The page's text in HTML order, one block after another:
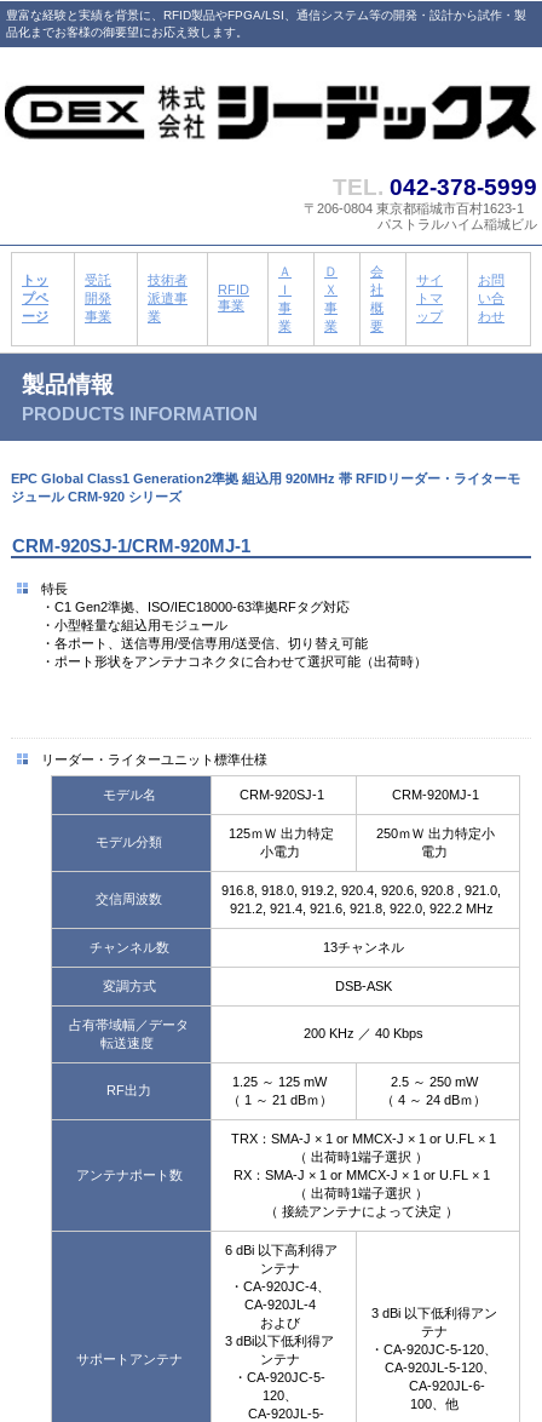
豊富な経験と実績を背景に、RFID製品やFPGA/LSI、通信システム等の開発・設計から試作・製
品化までお客様の御要望にお応え致します。
TEL. 042-378-5999
〒206-0804 東京都稲城市百村1623-1
パストラルハイム稲城ビル
トッ
プペ
ージ
受託
開発
事業
技術者
派遣事
業
RFID
事業
Ａ
Ｉ
事
業
Ｄ
Ｘ
事
業
会
社
概
要
サイ
トマ
ップ
お問
い合
わせ
製品情報
PRODUCTS INFORMATION
EPC Global Class1 Generation2準拠 組込用 920MHz 帯 RFIDリーダー・ライターモ
ジュール CRM-920 シリーズ
CRM-920SJ-1/CRM-920MJ-1
特長
・C1 Gen2準拠、ISO/IEC18000-63準拠RFタグ対応
・小型軽量な組込用モジュール
・各ポート、送信専用/受信専用/送受信、切り替え可能
・ポート形状をアンテナコネクタに合わせて選択可能（出荷時）
リーダー・ライターユニット標準仕様
モデル名 CRM-920SJ-1 CRM-920MJ-1
モデル分類
125ｍＷ 出力特定
小電力
250ｍＷ 出力特定小
電力
交信周波数
916.8, 918.0, 919.2, 920.4, 920.6, 920.8 , 921.0,
921.2, 921.4, 921.6, 921.8, 922.0, 922.2 MHz
チャンネル数 13チャンネル
変調方式 DSB-ASK
占有帯域幅／データ
転送速度
200 KHz ／ 40 Kbps
RF出力
1.25 ～ 125 mW
（ 1 ～ 21 dBｍ）
2.5 ～ 250 mW
（ 4 ～ 24 dBｍ）
アンテナポート数
TRX：SMA-J × 1 or MMCX-J × 1 or U.FL × 1
（ 出荷時1端子選択 ）
RX：SMA-J × 1 or MMCX-J × 1 or U.FL × 1
（ 出荷時1端子選択 ）
（ 接続アンテナによって決定 ）
サポートアンテナ
6 dBi 以下高利得ア
ンテナ
・CA-920JC-4、
CA-920JL-4
および
3 dBi以下低利得ア
ンテナ
・CA-920JC-5-
120、
CA-920JL-5-
3 dBi 以下低利得アン
テナ
・CA-920JC-5-120、
CA-920JL-5-120、
CA-920JL-6-
100、他